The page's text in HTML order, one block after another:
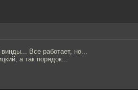
Все работает, но...
а так порядок...